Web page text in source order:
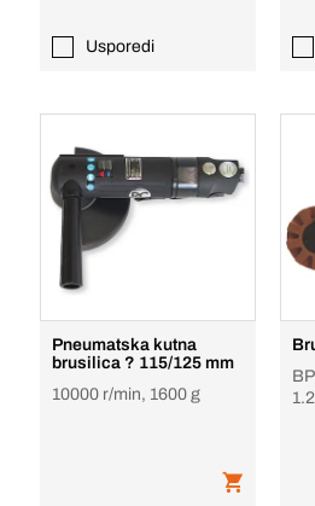
Usporedi
Pneumatska kutna
brusilica ? 115/125 mm
10000 r/min, 1600 g